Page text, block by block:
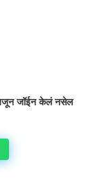
अजून जॉईन केलं नसेल